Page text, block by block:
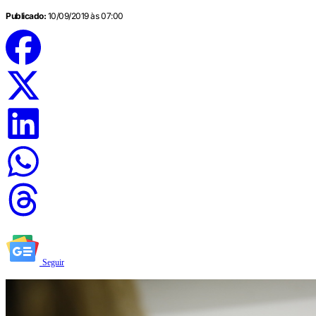
Publicado: 10/09/2019 às 07:00
Seguir